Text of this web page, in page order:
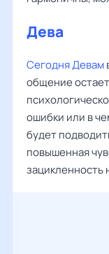
Дева
Сегодня Девам
общение
ошибки или в
будет
повышенная
зацикленность